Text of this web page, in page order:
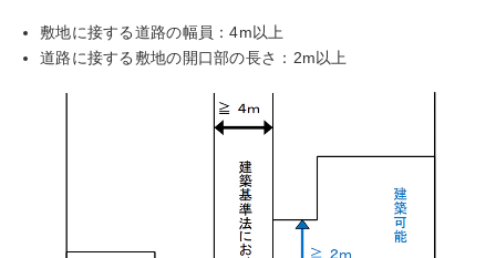
敷地に接する道路の幅員：4m以上
道路に接する敷地の開口部の長さ：2m以上